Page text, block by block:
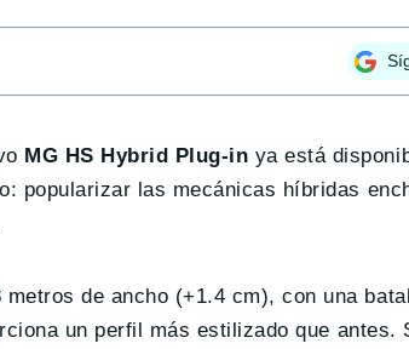
MG HS Hybrid Plug-in ya está
popularizar las mecánicas híbridas
de ancho (+1.4 cm), con una
un perfil más estilizado que antes.